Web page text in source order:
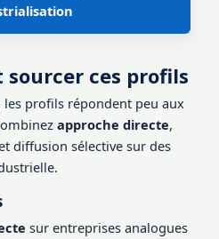
ces profils
les profils répondent peu aux
approche directe,
diffusion sélective sur des
sur entreprises analogues